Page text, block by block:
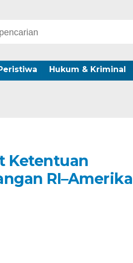
Hukum & Kriminal
Ketentuan
RI–Amerika